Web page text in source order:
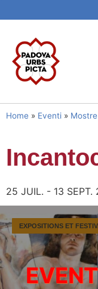
Home » Eventi »
25 JUIL. - 13 SEPT.
EXPOSITIONS ET